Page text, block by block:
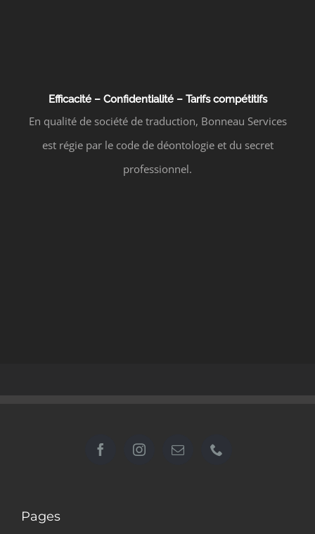
Efficacité – Confidentialité – Tarifs compétitifs
En qualité de société de traduction, Bonneau Services
est régie par le code de déontologie et du secret
professionnel.
Pages